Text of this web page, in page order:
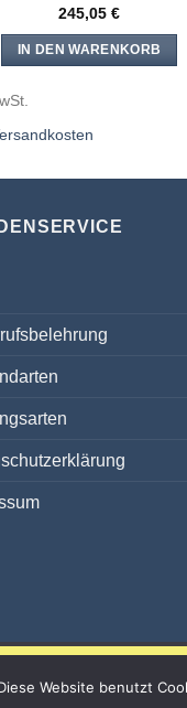
245,05€
IN DEN WARENKORB
Website benutzt